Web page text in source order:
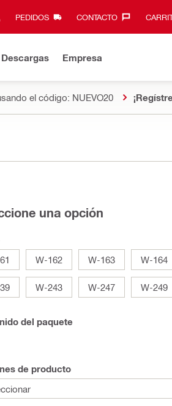
PEDIDOS CONTACTO‎
Empresa
el código: NUEVO20
una opción
W-162 W-163 W-164
W-243 W-247 W-249
del paquete
de producto